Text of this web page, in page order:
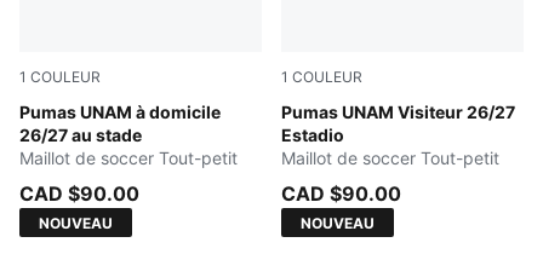
1 COULEUR
Pumas UNAM à domicile
26/27 au stade
New Navy
Maillot de soccer Tout-petit
CAD $90.00
NOUVEAU
1 COULEUR
Pumas UNAM Visiteur 26/27
Estadio
PUMA WHITE
Maillot de soccer Tout-petit
CAD $90.00
NOUVEAU